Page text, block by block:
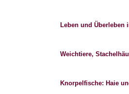
Leben und Überleben
Weichtiere,
Knorpelfische: Haie